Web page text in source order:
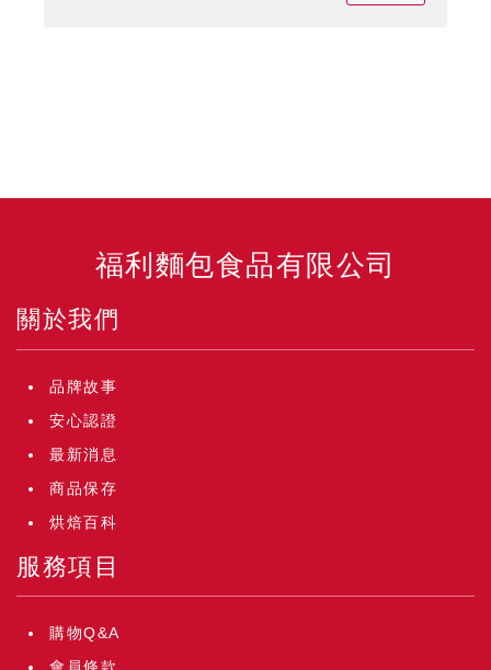
福利麵包食品有限公司
關於我們
品牌故事
安心認證
最新消息
商品保存
烘焙百科
服務項目
購物Q&A